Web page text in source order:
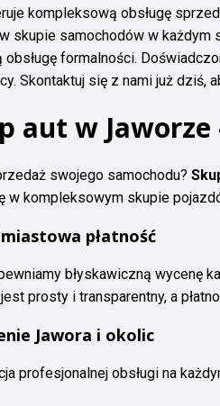
kompleksową obsługę
skupie samochodów w
obsługę formalności.
Skontaktuj się z nami już
aut w
swojego samochodu?
w kompleksowym skupie
płatność
błyskawiczną wycenę
prosty i transparentny, a
Jawora i okolic
profesjonalnej obsługi na